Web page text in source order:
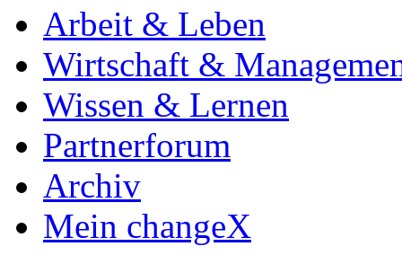
Arbeit & Leben
Wirtschaft &
Wissen & Lernen
Partnerforum
Archiv
Mein changeX